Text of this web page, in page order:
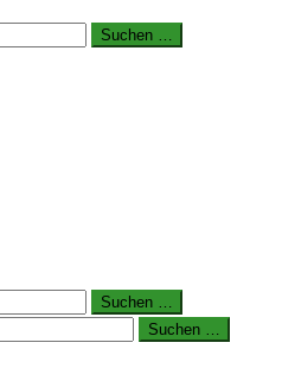
Suchen …
Suchen …
Suchen …